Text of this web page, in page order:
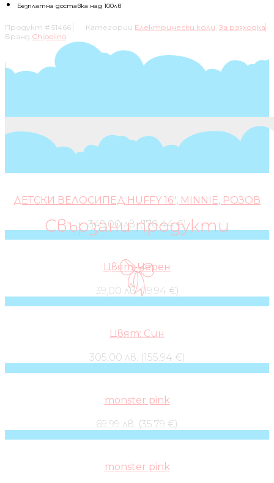
Безплатна доставка над 100лв
Продукт # 51466 Категории Електрически коли, За разходка
Бранд Chipolino
Свързани продукти
ДЕТСКИ ВЕЛОСИПЕД HUFFY 16″, MINNIE, РОЗОВ
349,00 лв. (178.44 €)
Цвят: Черен
39,00 лв. (19.94 €)
Цвят: Син
305,00 лв. (155.94 €)
monster pink
69,99 лв. (35.79 €)
monster pink